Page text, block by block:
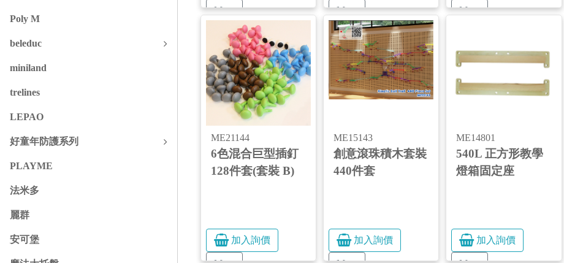
Poly M
beleduc
miniland
trelines
LEPAO
好童年防護系列
PLAYME
法米多
麗群
安可堡
More More More
ME21144
6色混合巨型插釘
128件套(套裝 B)
加入詢價
ME15143
創意滾珠積木套裝
440件套
加入詢價
ME14801
540L 正方形教學
燈箱固定座
加入詢價